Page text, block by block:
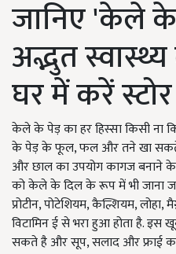
जानिए 'केले
अद्भुत
घर में करें स्टोर
केले के पेड़ का हर हिस्सा किसी ना
के पेड़ के फूल, फल और तने खा सकते
और छाल का उपयोग कागज बनाने
को केले के दिल के रूप में भी जाना
प्रोटीन, पोटेशियम, कैल्शियम, लोहा,
विटामिन ई से भरा हुआ होता है.
सकते है और सूप, सलाद और फ्राई